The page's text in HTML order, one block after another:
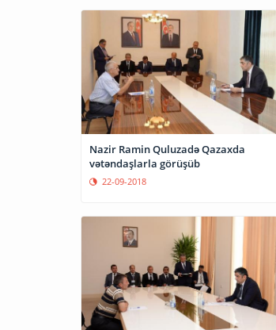
Nazir Ramin Quluzadə Qazaxda
vətəndaşlarla görüşüb
22-09-2018